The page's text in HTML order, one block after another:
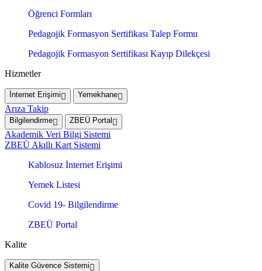
Öğrenci Formları
Pedagojik Formasyon Sertifikası Talep Formu
Pedagojik Formasyon Sertifikası Kayıp Dilekçesi
Hizmetler
İnternet Erişimi Yemekhane
Arıza Takip
Bilgilendirme ZBEÜ Portal
Akademik Veri Bilgi Sistemi
ZBEÜ Akıllı Kart Sistemi
Kablosuz İnternet Erişimi
Yemek Listesi
Covid 19- Bilgilendirme
ZBEÜ Portal
Kalite
Kalite Güvence Sistemi